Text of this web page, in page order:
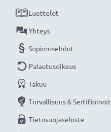
Luettelot
Yhteys
Sopimusehdot
Palautusoikeus
Takuu
Turvallisuus & Sertifioinnit
Tietosuojaseloste